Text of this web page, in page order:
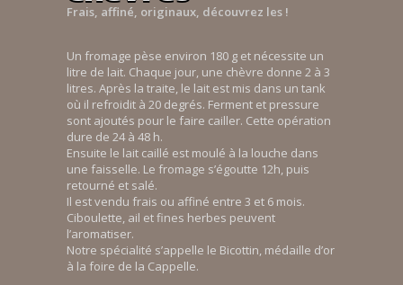
Frais, affiné, originaux, découvrez les !
Un fromage pèse environ 180 g et nécessite un
litre de lait. Chaque jour, une chèvre donne 2 à 3
litres. Après la traite, le lait est mis dans un tank
où il refroidit à 20 degrés. Ferment et pressure
sont ajoutés pour le faire cailler. Cette opération
dure de 24 à 48 h.
Ensuite le lait caillé est moulé à la louche dans
une faisselle. Le fromage s’égoutte 12h, puis
retourné et salé.
Il est vendu frais ou affiné entre 3 et 6 mois.
Ciboulette, ail et fines herbes peuvent
l’aromatiser.
Notre spécialité s’appelle le Bicottin, médaille d’or
à la foire de la Cappelle.